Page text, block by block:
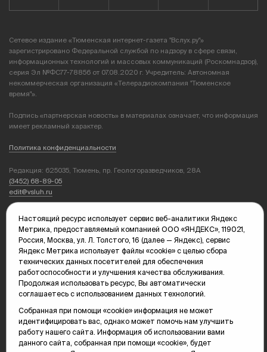
Сетевое издание «Тюменская интернет-газета "Вслух.ру"»
зарегистрировано Федеральной службой по надзору в сфере связи,
информационных технологий и массовых коммуникаций (Роскомнадзор),
серия Эл №ФС77-78856 от 07.08.2020 г. Учредитель: Автономная
некоммерческая организация «Телерадиокомпания "Тюменское
время"».
Подпись «партнерская новость» в материалах означает, что информация
имеет рекламный характер.
Политика конфиденциальности
Редакция: 625035, Тюмень, пр. Геологоразведчиков, 28А
(3452) 68-89-05
edit@vsluh.ru
kika@vsluh.ru
По вопросам рекламы:
(3452) 68-89-78
kotovaev@sibinformburo.ru
mim@vsluh.ru
Настоящий ресурс использует сервис веб-аналитики Яндекс
Метрика, предоставляемый компанией ООО «ЯНДЕКС», 119021,
Россия, Москва, ул. Л. Толстого, 16 (далее — Яндекс), сервис
Яндекс Метрика использует файлы «cookie» с целью сбора
технических данных посетителей для обеспечения
работоспособности и улучшения качества обслуживания.
Продолжая использовать ресурс, Вы автоматически
соглашаетесь с использованием данных технологий.
Собранная при помощи «cookie» информация не может
идентифицировать вас, однако может помочь нам улучшить
работу нашего сайта. Информация об использовании вами
данного сайта, собранная при помощи «cookie», будет